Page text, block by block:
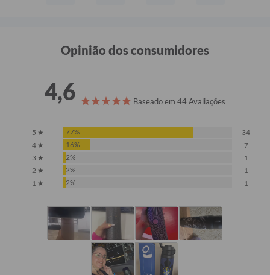
Opinião dos consumidores
4,6 Baseado em 44 Avaliações
5 ★ 77%
34
4 ★
16%
7
3 ★
2%
1
2 ★
2%
1
1 ★
2% 1